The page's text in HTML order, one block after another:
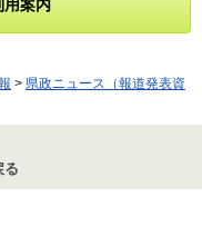
用案内
> 県政ニュース（報道発表資
る